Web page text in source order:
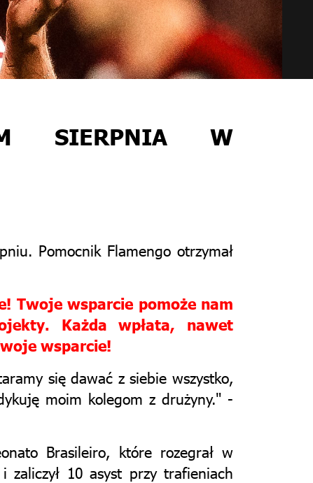
SIERPNIA W
Pomocnik Flamengo otrzymał
Twoje wsparcie pomoże nam
Każda wpłata, nawet
wsparcie!
się dawać z siebie wszystko,
moim kolegom z drużyny." -
Brasileiro, które rozegrał w
10 asyst przy trafieniach